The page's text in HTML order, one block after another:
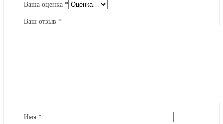
Ваша оценка *
Ваш отзыв *
Имя *